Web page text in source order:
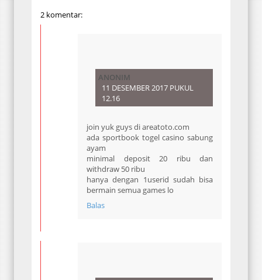
2 komentar:
ANONIM
11 DESEMBER 2017 PUKUL
12.16
join yuk guys di areatoto.com
ada sportbook togel casino sabung
ayam
minimal deposit 20 ribu dan
withdraw 50 ribu
hanya dengan 1userid sudah bisa
bermain semua games lo
Balas